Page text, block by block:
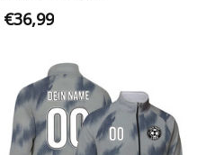
Personalisiertes
€36,99